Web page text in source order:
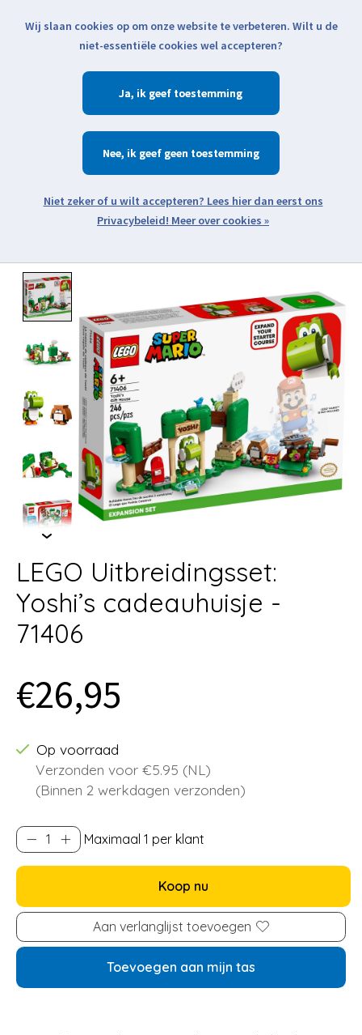
Klik voor actuele verzendinformatie...
Verlanglijst
Zoeken
Open webshop menu
LEGO Uitbreidingsset:
Yoshi’s cadeauhuisje -
71406
€26,95
Op voorraad
Verzonden voor €5.95 (NL)
(Binnen 2 werkdagen verzonden)
Maximaal 1 per klant
Koop nu
Aan verlanglijst toevoegen
Toevoegen aan mijn tas
Wij slaan cookies op om onze website te verbeteren. Wilt u de
niet-essentiële cookies wel accepteren?
Ja
Nee
Meer over cookies »